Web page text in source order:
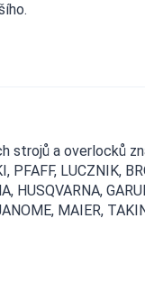
strojů a overlocků
PFAFF, LUCZNIK,
HUSQVARNA,
MAIER,